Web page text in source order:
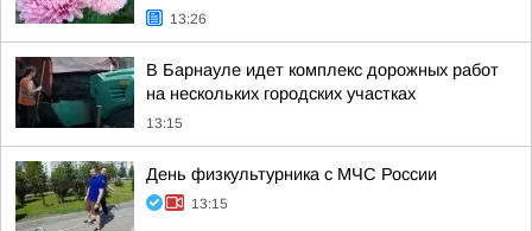
13:26
В Барнауле идет комплекс дорожных работ
на нескольких городских участках
13:15
День физкультурника с МЧС России
13:15